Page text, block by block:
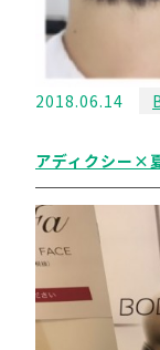
2018.06.14
アディクシー×